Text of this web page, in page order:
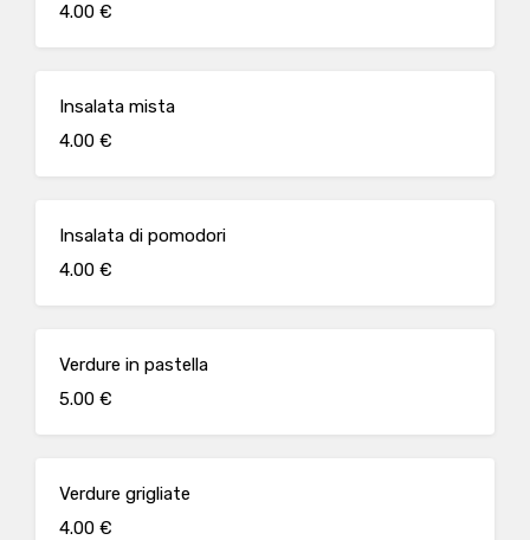
4.00 €
Insalata mista
4.00 €
Insalata di pomodori
4.00 €
Verdure in pastella
5.00 €
Verdure grigliate
4.00 €